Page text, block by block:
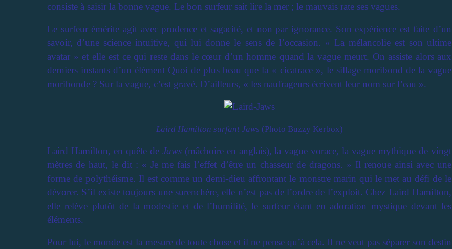
consiste à saisir la bonne vague. Le bon surfeur sait lire la mer ; le mauvais rate ses vagues.
Le surfeur émérite agit avec prudence et sagacité, et non par ignorance. Son expérience est faite d’un
savoir, d’une science intuitive, qui lui donne le sens de l’occasion. « La mélancolie est son ultime
avatar » et elle est ce qui reste dans le cœur d’un homme quand la vague meurt. On assiste alors aux
derniers instants d’un élément Quoi de plus beau que la « cicatrace », le sillage moribond de la vague
moribonde ? Sur la vague, c’est gravé. D’ailleurs, « les naufrageurs écrivent leur nom sur l’eau ».
Laird Hamilton surfant Jaws (Photo Buzzy Kerbox)
Laird Hamilton, en quête de Jaws(mâchoire en anglais), la vague vorace, la vague mythique de vingt
mètres de haut, le dit : « Je me fais l’effet d’être un chasseur de dragons. » Il renoue ainsi avec une
forme de polythéisme. Il est comme un demi-dieu affrontant le monstre marin qui le met au défi de le
dévorer. S’il existe toujours une surenchère, elle n’est pas de l’ordre de l’exploit. Chez Laird Hamilton,
elle relève plutôt de la modestie et de l’humilité, le surfeur étant en adoration mystique devant les
éléments.
Pour lui, le monde est la mesure de toute chose et il ne pense qu’à cela. Il ne veut pas séparer son destin